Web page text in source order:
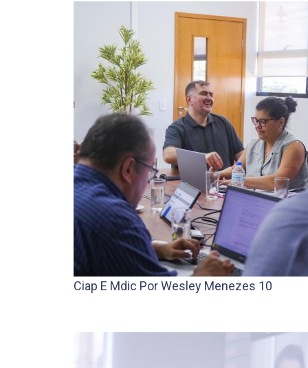
Ciap E Mdic Por Wesley Menezes 10